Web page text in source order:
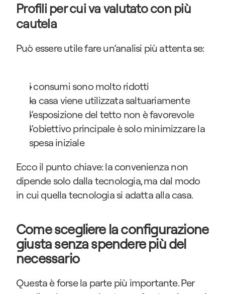
Profili per cui va valutato con più
cautela
Può essere utile fare un’analisi più attenta se:
i consumi sono molto ridotti
la casa viene utilizzata saltuariamente
l’esposizione del tetto non è favorevole
l’obiettivo principale è solo minimizzare la
spesa iniziale
Ecco il punto chiave: la convenienza non
dipende solo dalla tecnologia, ma dal modo
in cui quella tecnologia si adatta alla casa.
Come scegliere la configurazione
giusta senza spendere più del
necessario
Questa è forse la parte più importante. Per